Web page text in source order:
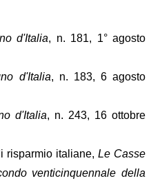
d'Italia, n. 181, 1° agosto
d'Italia, n. 183, 6 agosto
d'Italia, n. 243, 16 ottobre
risparmio italiane, Le Casse
venticinquennale della